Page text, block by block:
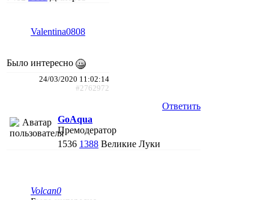
Valentina0808
Было интересно
24/03/2020 11:02:14
#2762972
Ответить
GoAqua
Премодератор
1536 1388 Великие Луки
Volcan0